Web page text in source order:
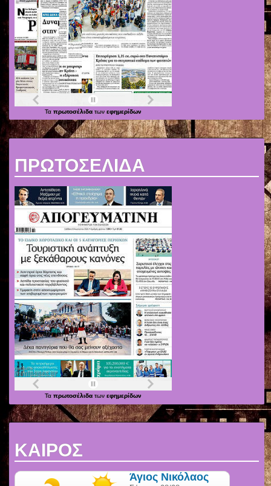
Τα πρωτοσέλιδα των εφημερίδων
ΠΡΩΤΟΣΕΛΙΔΑ
Τα πρωτοσέλιδα των εφημερίδων
ΚΑΙΡΟΣ